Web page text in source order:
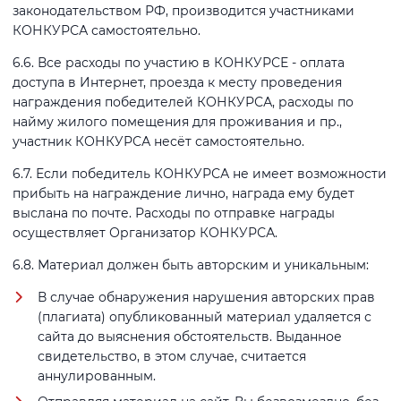
законодательством РФ, производится участниками
КОНКУРСА самостоятельно.
6.6. Все расходы по участию в КОНКУРСЕ - оплата
доступа в Интернет, проезда к месту проведения
награждения победителей КОНКУРСА, расходы по
найму жилого помещения для проживания и пр.,
участник КОНКУРСА несёт самостоятельно.
6.7. Если победитель КОНКУРСА не имеет возможности
прибыть на награждение лично, награда ему будет
выслана по почте. Расходы по отправке награды
осуществляет Организатор КОНКУРСА.
6.8. Материал должен быть авторским и уникальным:
В случае обнаружения нарушения авторских прав
(плагиата) опубликованный материал удаляется с
сайта до выяснения обстоятельств. Выданное
свидетельство, в этом случае, считается
аннулированным.